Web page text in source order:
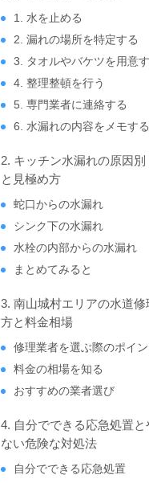
1. 水を止める
2. 漏れの場所を特定する
3. タオルやバケツを用意
4. 整理整頓を行う
5. 専門業者に連絡する
6. 水漏れの内容をメモする
2. キッチン水漏れの原因
と見極め方
蛇口からの水漏れ
シンク下の水漏れ
水栓の内部からの水漏れ
まとめてみると
3. 南山城村エリアの水道
方と料金相場
修理業者を選ぶ際のポイン
料金の相場を知る
おすすめの業者選び
4. 自分でできる応急処置
ない危険な対処法
自分でできる応急処置